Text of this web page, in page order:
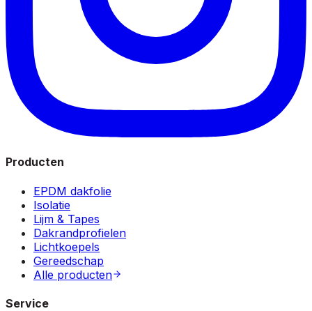
Producten
EPDM dakfolie
Isolatie
Lijm & Tapes
Dakrandprofielen
Lichtkoepels
Gereedschap
Alle producten
Service